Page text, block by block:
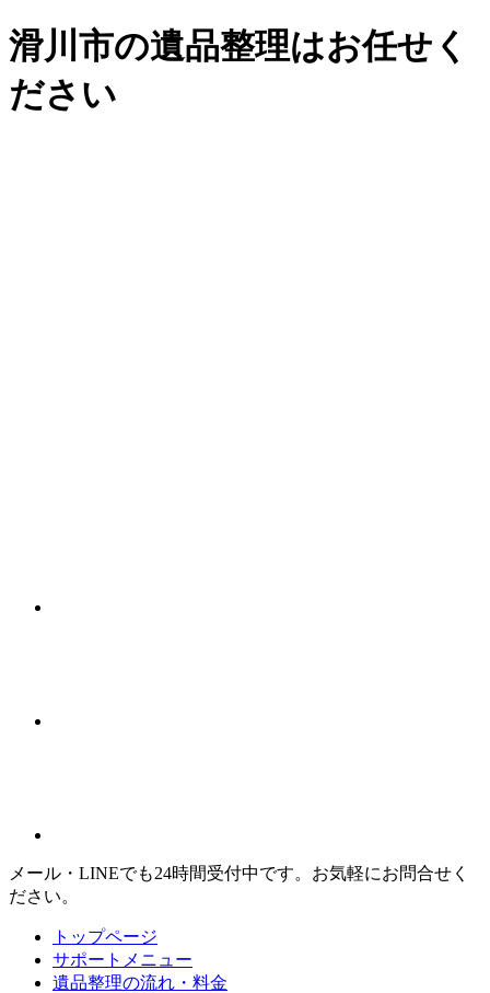
滑川市の遺品整理はお任せく
ださい
メール・LINEでも24時間受付中です。お気軽にお問合せく
ださい。
トップページ
サポートメニュー
遺品整理の流れ・料金